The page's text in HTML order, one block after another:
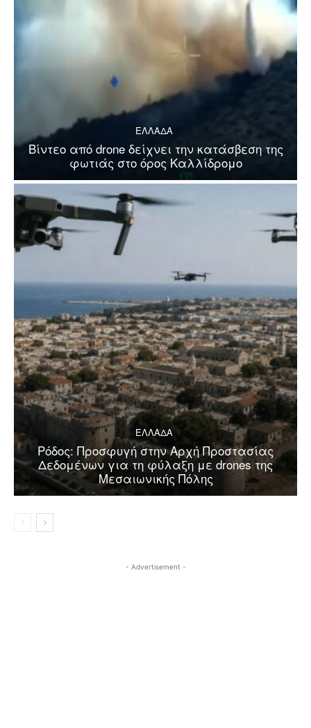
ΕΛΛΑΔΑ
Βίντεο από drone δείχνει την κατάσβεση της
φωτιάς στο όρος Καλλίδρομο
ΕΛΛΑΔΑ
Ρόδος: Προσφυγή στην Αρχή Προστασίας
Δεδομένων για τη φύλαξη με drones της
Μεσαιωνικής Πόλης
- Advertisement -